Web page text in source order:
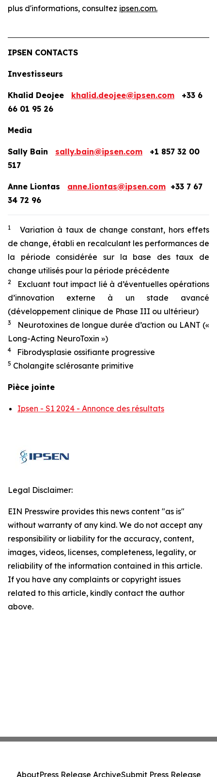
plus d'informations, consultez ipsen.com.
IPSEN CONTACTS
Investisseurs
Khalid Deojee khalid.deojee@ipsen.com +33 6
66 01 95 26
Media
Sally Bain sally.bain@ipsen.com +1 857 32 00
517
Anne Liontas anne.liontas@ipsen.com +33 7 67
34 72 96
1
Variation à taux de change constant, hors effets
de change, établi en recalculant les performances de
la période considérée sur la base des taux de
change utilisés pour la période précédente
2
Excluant tout impact lié à d’éventuelles opérations
d’innovation externe à un stade avancé
(développement clinique de Phase III ou ultérieur)
3
Neurotoxines de longue durée d’action ou LANT («
Long-Acting NeuroToxin »)
4 Fibrodysplasie ossifiante progressive
5 Cholangite sclérosante primitive
Pièce jointe
Ipsen - S1 2024 - Annonce des résultats
Legal Disclaimer:
EIN Presswire provides this news content "as is"
without warranty of any kind. We do not accept any
responsibility or liability for the accuracy, content,
images, videos, licenses, completeness, legality, or
reliability of the information contained in this article.
If you have any complaints or copyright issues
related to this article, kindly contact the author
above.
AboutPress Release ArchiveSubmit Press Release